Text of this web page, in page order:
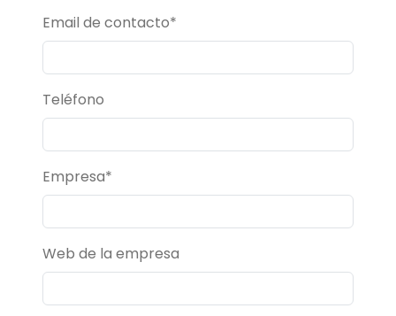
Email de contacto*
Teléfono
Empresa*
Web de la empresa